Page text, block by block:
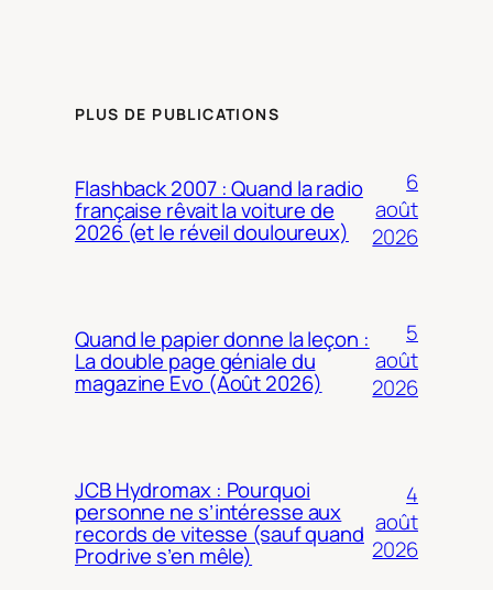
PLUS DE PUBLICATIONS
Flashback 2007 : Quand la radio
française rêvait la voiture de
2026 (et le réveil douloureux)
6
août
2026
Quand le papier donne la leçon :
La double page géniale du
magazine Evo (Août 2026)
5
août
2026
JCB Hydromax : Pourquoi
personne ne s’intéresse aux
records de vitesse (sauf quand
Prodrive s’en mêle)
4
août
2026